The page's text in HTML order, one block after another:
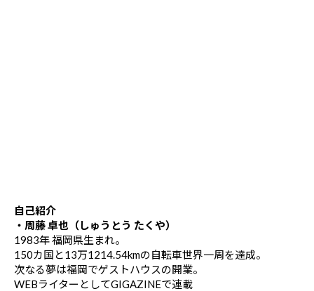
自己紹介
・周藤 卓也（しゅうとう たくや）
1983年 福岡県生まれ。
150カ国と13万1214.54kmの自転車世界一周を達成。
次なる夢は福岡でゲストハウスの開業。
WEBライターとしてGIGAZINEで連載